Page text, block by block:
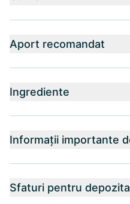
Aport recomandat
Ingrediente
Informații importante
Sfaturi pentru